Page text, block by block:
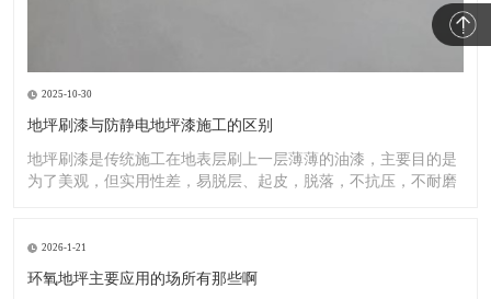
2025-10-30
地坪刷漆与防静电地坪漆施工的区别
地坪刷漆是传统施工在地表层刷上一层薄薄的油漆，主要目的是
为了美观，但实用性差，易脱层、起皮，脱落，不抗压，不耐磨
2026-1-21
环氧地坪主要应用的场所有那些啊